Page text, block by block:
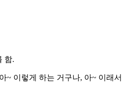
함.
이렇게 하는 거구나, 아~ 이래